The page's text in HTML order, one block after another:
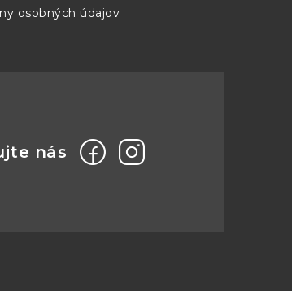
osobných údajov